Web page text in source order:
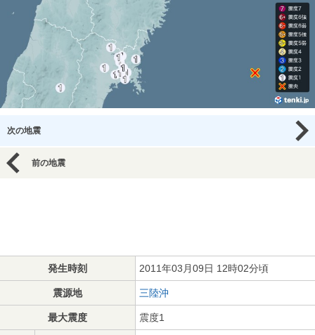
次の地震
前の地震
発生時刻 2011年03月09日 12時02分頃
震源地 三陸沖
最大震度 震度1